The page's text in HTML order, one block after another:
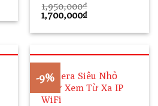
1,950,000₫
Giá
là:
1,700,000₫Giá
tại
-9%
Camera Siêu Nhỏ
SQ17 Xem Từ Xa IP
WiFi